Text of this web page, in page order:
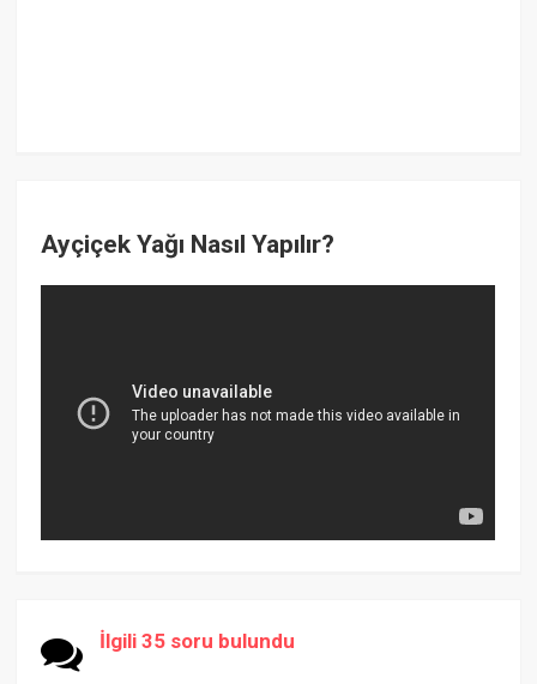
Ayçiçek Yağı Nasıl Yapılır?
İlgili 35 soru bulundu